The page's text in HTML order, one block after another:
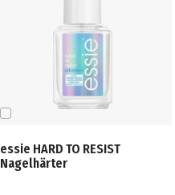
essie HARD TO RESIST
Nagelhärter